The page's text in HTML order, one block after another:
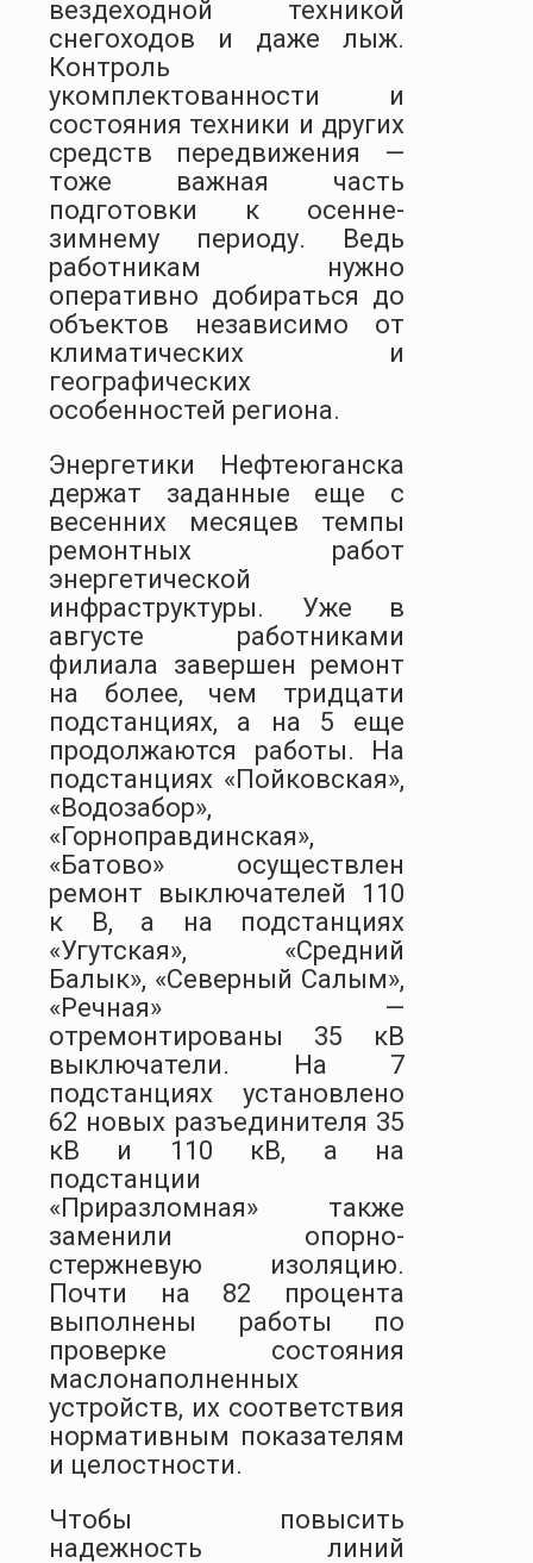
вездеходной техникой
снегоходов и даже лыж.
Контроль
укомплектованности и
состояния техники и других
средств передвижения —
тоже важная часть
подготовки к осенне-
зимнему периоду. Ведь
работникам нужно
оперативно добираться до
объектов независимо от
климатических и
географических
особенностей региона.
Энергетики Нефтеюганска
держат заданные еще с
весенних месяцев темпы
ремонтных работ
энергетической
инфраструктуры. Уже в
августе работниками
филиала завершен ремонт
на более, чем тридцати
подстанциях, а на 5 еще
продолжаются работы. На
подстанциях «Пойковская»,
«Водозабор»,
«Горноправдинская»,
«Батово» осуществлен
ремонт выключателей 110
к В, а на подстанциях
«Угутская», «Средний
Балык», «Северный Салым»,
«Речная» —
отремонтированы 35 кВ
выключатели. На 7
подстанциях установлено
62 новых разъединителя 35
кВ и 110 кВ, а на
подстанции
«Приразломная» также
заменили опорно-
стержневую изоляцию.
Почти на 82 процента
выполнены работы по
проверке состояния
маслонаполненных
устройств, их соответствия
нормативным показателям
и целостности.
Чтобы повысить
надежность линий